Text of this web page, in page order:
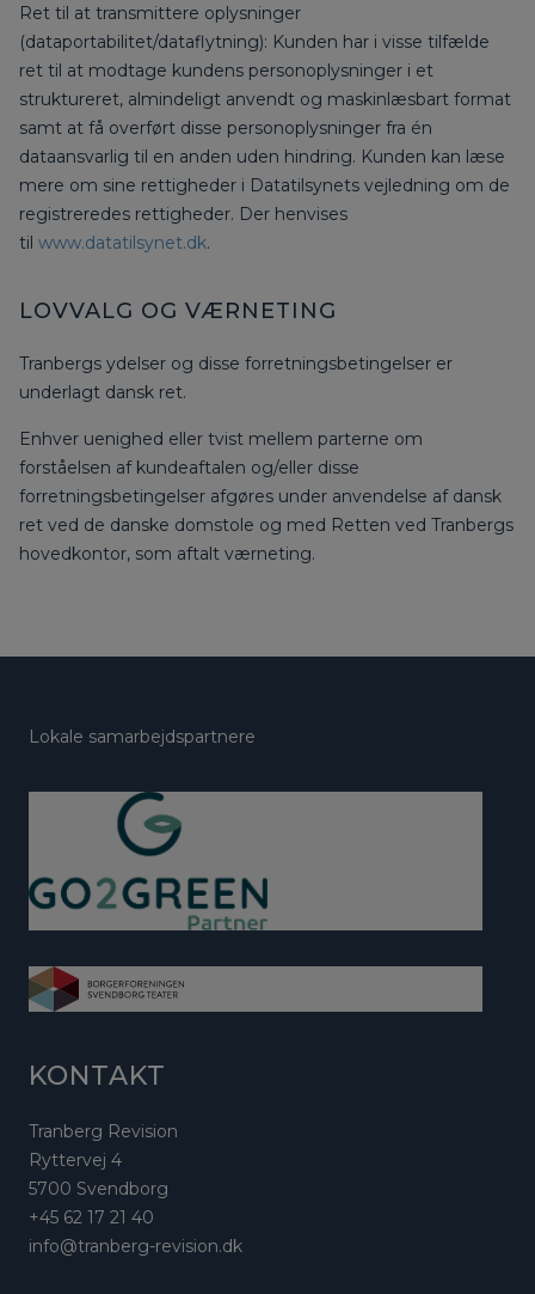
Ret til at transmittere oplysninger
(dataportabilitet/dataflytning): Kunden har i visse tilfælde
ret til at modtage kundens personoplysninger i et
struktureret, almindeligt anvendt og maskinlæsbart format
samt at få overført disse personoplysninger fra én
dataansvarlig til en anden uden hindring. Kunden kan læse
mere om sine rettigheder i Datatilsynets vejledning om de
registreredes rettigheder. Der henvises
til www.datatilsynet.dk.
LOVVALG OG VÆRNETING
Tranbergs ydelser og disse forretningsbetingelser er
underlagt dansk ret.
Enhver uenighed eller tvist mellem parterne om
forståelsen af kundeaftalen og/eller disse
forretningsbetingelser afgøres under anvendelse af dansk
ret ved de danske domstole og med Retten ved Tranbergs
hovedkontor, som aftalt værneting.
KONTAKT
Tranberg Revision
Ryttervej 4
5700 Svendborg
+45 62 17 21 40
info@tranberg-revision.dk
Lokale samarbejdspartnere